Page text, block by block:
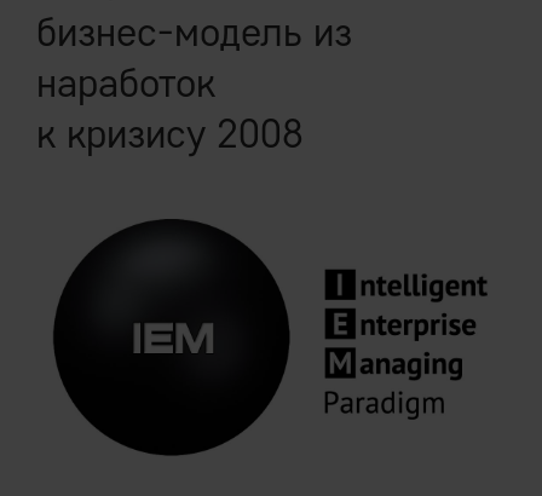
бизнес-модель из
наработок
к кризису 2008